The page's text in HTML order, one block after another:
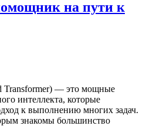
на пути к
Transformer) — это мощные
интеллекта, которые
к выполнению многих задач.
знакомы большинство